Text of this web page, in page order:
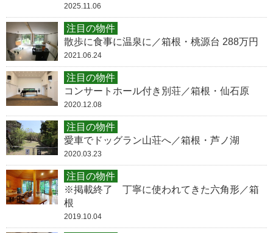
2025.11.06
注目の物件
散歩に食事に温泉に／箱根・桃源台 288万円
2021.06.24
注目の物件
コンサートホール付き別荘／箱根・仙石原
2020.12.08
注目の物件
愛車でドッグラン山荘へ／箱根・芦ノ湖
2020.03.23
注目の物件
※掲載終了 丁寧に使われてきた六角形／箱
根
2019.10.04